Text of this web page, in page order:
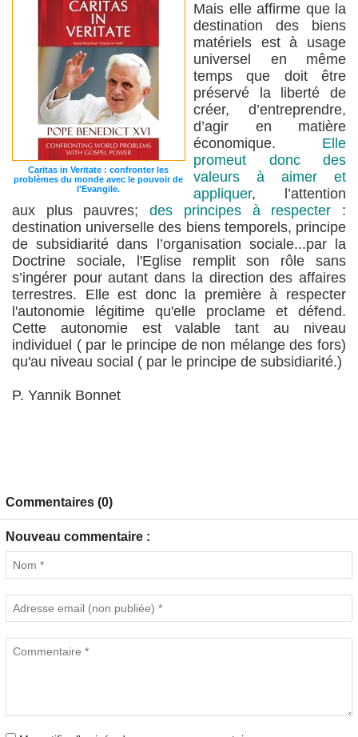
Caritas in Veritate : confronter les
problèmes du monde avec le pouvoir de
l'Evangile.
Mais elle affirme que la
destination des biens
matériels est à usage
universel en même
temps que doit être
préservé la liberté de
créer, d’entreprendre,
d’agir en matière
économique. Elle
promeut donc des
valeurs à aimer et
appliquer, l’attention
aux plus pauvres;des principes à respecter :
destination universelle des biens temporels, principe
de subsidiarité dans l’organisation sociale...par la
Doctrine sociale, l'Eglise remplit son rôle sans
s’ingérer pour autant dans la direction des affaires
terrestres. Elle est donc la première à respecter
l'autonomie légitime qu'elle proclame et défend.
Cette autonomie est valable tant au niveau
individuel ( par le principe de non mélange des fors)
qu'au niveau social ( par le principe de subsidiarité.)
P. Yannik Bonnet
Commentaires (0)
Nouveau commentaire :